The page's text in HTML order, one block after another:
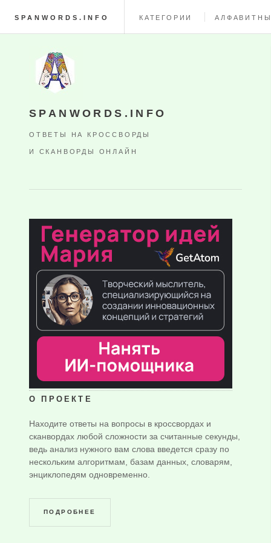
SPANWORDS.INFO КАТЕГОРИИ
SPANWORDS.INFO
ОТВЕТЫ НА КРОССВОРДЫ
И СКАНВОРДЫ ОНЛАЙН
О ПРОЕКТЕ
Находите ответы на вопросы в кроссвордах и
сканвордах любой сложности за считанные секунды,
ведь анализ нужного вам слова введется сразу по
нескольким алгоритмам, базам данных, словарям,
энциклопедям одновременно.
ПОДРОБНЕЕ